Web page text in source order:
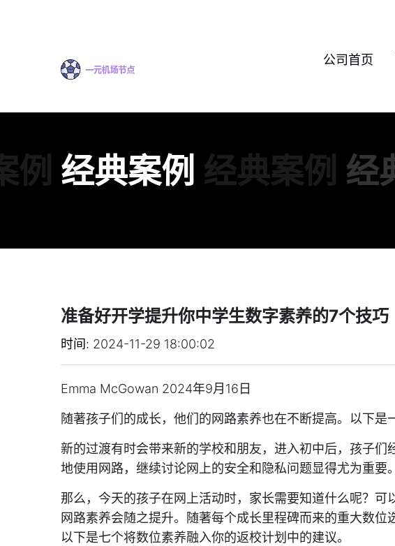
公司首页
例 经典案例 经典案例 经
准备好开学提升你中学生数字素养的7个技巧
时间 2024-11-29 18:00:02
Emma McGowan 2024年9月16日
随著孩子们的成长，他们的网路素养也在不断提高。以下是
新的过渡有时会带来新的学校和朋友，进入初中后，孩子
地使用网路，继续讨论网上的安全和隐私问题显得尤为重要。
那么，今天的孩子在网上活动时，家长需要知道什么呢？
网路素养会随之提升。随著每个成长里程碑而来的重大数位
以下是七个将数位素养融入你的返校计划中的建议。